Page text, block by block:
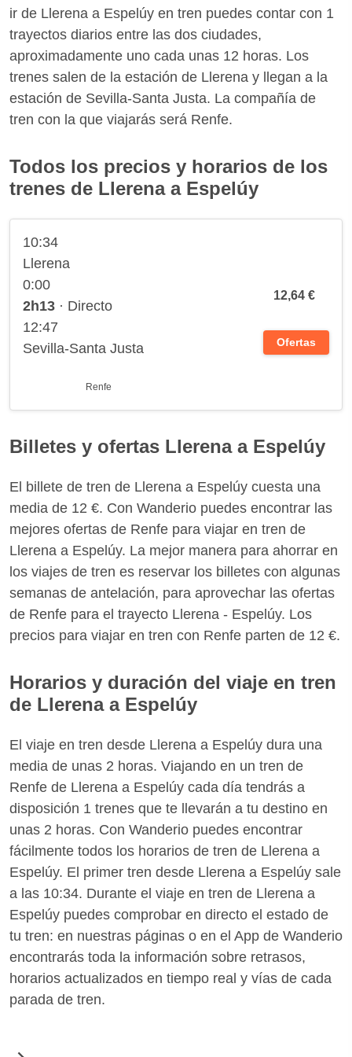
ir de Llerena a Espelúy en tren puedes contar con 1
trayectos diarios entre las dos ciudades,
aproximadamente uno cada unas 12 horas. Los
trenes salen de la estación de Llerena y llegan a la
estación de Sevilla-Santa Justa. La compañía de
tren con la que viajarás será Renfe.
Todos los precios y horarios de los
trenes de Llerena a Espelúy
10:34
Llerena
0:00
2h13 · Directo
12:47
Sevilla-Santa Justa
Renfe
12,64 €
Ofertas
Billetes y ofertas Llerena a Espelúy
El billete de tren de Llerena a Espelúy cuesta una
media de 12 €. Con Wanderio puedes encontrar las
mejores ofertas de Renfe para viajar en tren de
Llerena a Espelúy. La mejor manera para ahorrar en
los viajes de tren es reservar los billetes con algunas
semanas de antelación, para aprovechar las ofertas
de Renfe para el trayecto Llerena - Espelúy. Los
precios para viajar en tren con Renfe parten de 12 €.
Horarios y duración del viaje en tren
de Llerena a Espelúy
El viaje en tren desde Llerena a Espelúy dura una
media de unas 2 horas. Viajando en un tren de
Renfe de Llerena a Espelúy cada día tendrás a
disposición 1 trenes que te llevarán a tu destino en
unas 2 horas. Con Wanderio puedes encontrar
fácilmente todos los horarios de tren de Llerena a
Espelúy. El primer tren desde Llerena a Espelúy sale
a las 10:34. Durante el viaje en tren de Llerena a
Espelúy puedes comprobar en directo el estado de
tu tren: en nuestras páginas o en el App de Wanderio
encontrarás toda la información sobre retrasos,
horarios actualizados en tiempo real y vías de cada
parada de tren.